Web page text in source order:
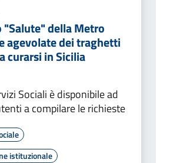
della Metro
agevolate dei traghetti
curarsi in Sicilia
Sociali è disponibile ad
a compilare le richieste
istituzionale